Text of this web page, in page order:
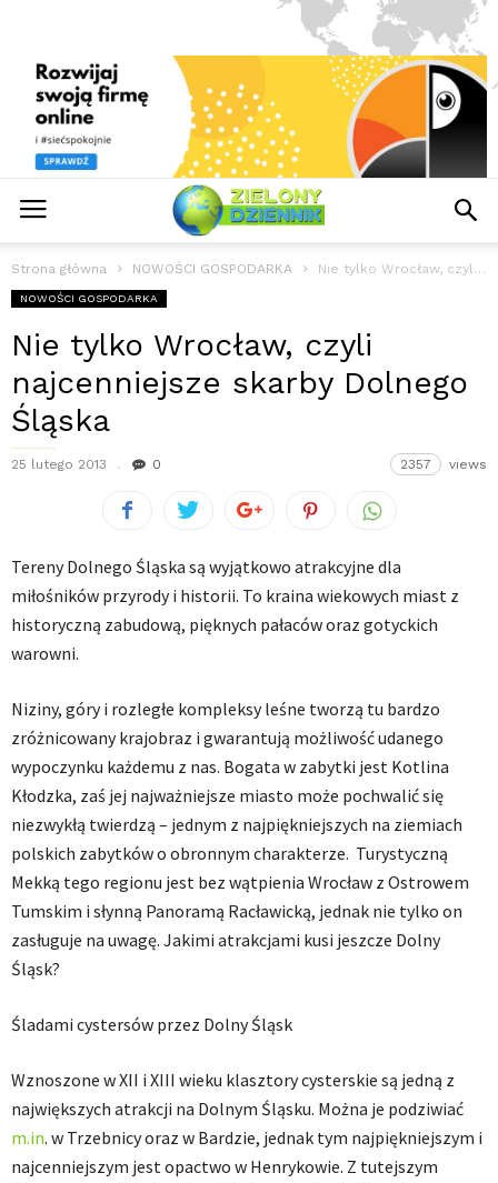
Strona główna NOWOŚCI GOSPODARKA Nie tylko Wrocław, czyli najcenniejsze skarby Dolnego Śląska
NOWOŚCI GOSPODARKA
Nie tylko Wrocław, czyli
najcenniejsze skarby Dolnego
Śląska
25 lutego 2013 0 2357 views
Tereny Dolnego Śląska są wyjątkowo atrakcyjne dla
miłośników przyrody i historii. To kraina wiekowych miast z
historyczną zabudową, pięknych pałaców oraz gotyckich
warowni.
Niziny, góry i rozległe kompleksy leśne tworzą tu bardzo
zróżnicowany krajobraz i gwarantują możliwość udanego
wypoczynku każdemu z nas. Bogata w zabytki jest Kotlina
Kłodzka, zaś jej najważniejsze miasto może pochwalić się
niezwykłą twierdzą – jednym z najpiękniejszych na ziemiach
polskich zabytków o obronnym charakterze. Turystyczną
Mekką tego regionu jest bez wątpienia Wrocław z Ostrowem
Tumskim i słynną Panoramą Racławicką, jednak nie tylko on
zasługuje na uwagę. Jakimi atrakcjami kusi jeszcze Dolny
Śląsk?
Śladami cystersów przez Dolny Śląsk
Wznoszone w XII i XIII wieku klasztory cysterskie są jedną z
największych atrakcji na Dolnym Śląsku. Można je podziwiać
m.in. w Trzebnicy oraz w Bardzie, jednak tym najpiękniejszym i
najcenniejszym jest opactwo w Henrykowie. Z tutejszym